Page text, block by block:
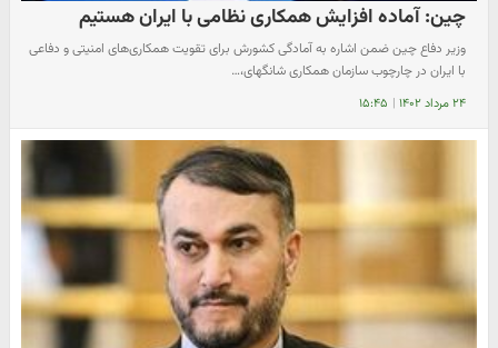
چین: آماده افزایش همکاری نظامی با ایران هستیم
وزیر دفاع چین ضمن اشاره به آمادگی کشورش برای تقویت همکاری‌های امنیتی و دفاعی
با ایران در چارچوب سازمان همکاری شانگهای،…
۲۴ مرداد ۱۴۰۲ | ۱۵:۴۵